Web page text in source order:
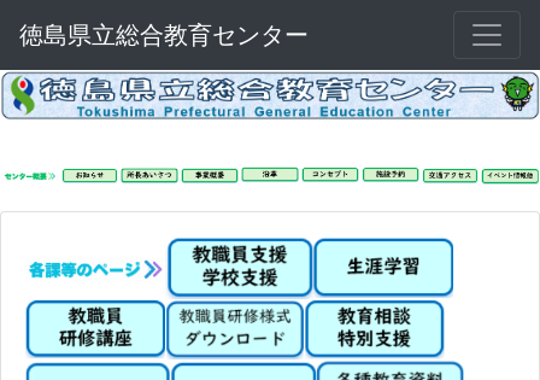
徳島県立総合教育センター